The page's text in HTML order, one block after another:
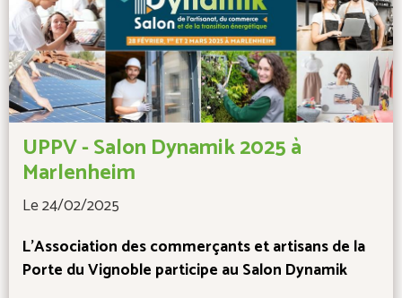
UPPV - Salon Dynamik 2025 à
Marlenheim
Le 24/02/2025
L'Association des commerçants et artisans de la
Porte du Vignoble participe au Salon Dynamik